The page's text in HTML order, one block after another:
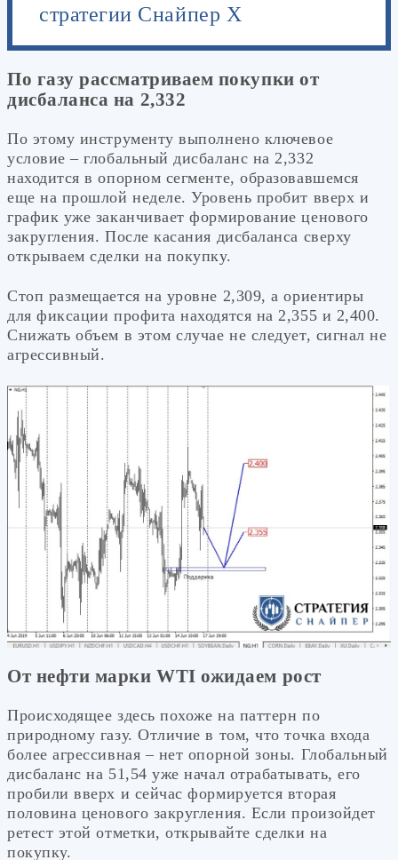
стратегии Снайпер Х
По газу рассматриваем покупки от
дисбаланса на 2,332
По этому инструменту выполнено ключевое
условие – глобальный дисбаланс на 2,332
находится в опорном сегменте, образовавшемся
еще на прошлой неделе. Уровень пробит вверх и
график уже заканчивает формирование ценового
закругления. После касания дисбаланса сверху
открываем сделки на покупку.
Стоп размещается на уровне 2,309, а ориентиры
для фиксации профита находятся на 2,355 и 2,400.
Снижать объем в этом случае не следует, сигнал не
агрессивный.
От нефти марки WTI ожидаем рост
Происходящее здесь похоже на паттерн по
природному газу. Отличие в том, что точка входа
более агрессивная – нет опорной зоны. Глобальный
дисбаланс на 51,54 уже начал отрабатывать, его
пробили вверх и сейчас формируется вторая
половина ценового закругления. Если произойдет
ретест этой отметки, открывайте сделки на
покупку.